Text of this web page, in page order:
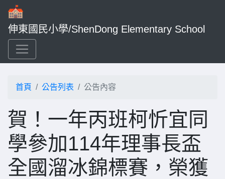
伸東國民小學/ShenDong Elementary School
首頁 公告列表 公告內容
賀！一年丙班柯忻宜同
學參加114年理事長盃
全國溜冰錦標賽，榮獲